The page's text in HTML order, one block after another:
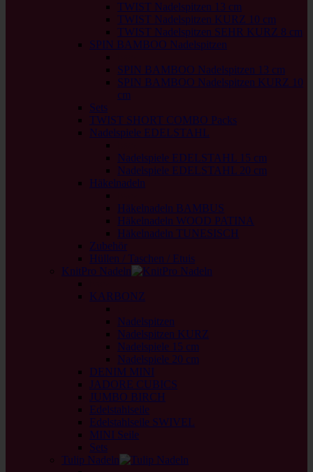
TWIST Nadelspitzen 13 cm
TWIST Nadelspitzen KURZ 10 cm
TWIST Nadelspitzen SEHR KURZ 8 cm
SPIN BAMBOO Nadelspitzen
SPIN BAMBOO Nadelspitzen 13 cm
SPIN BAMBOO Nadelspitzen KURZ 10
cm
Sets
TWIST SHORT COMBO Packs
Nadelspiele EDELSTAHL
Nadelspiele EDELSTAHL 15 cm
Nadelspiele EDELSTAHL 20 cm
Häkelnadeln
Häkelnadeln BAMBUS
Häkelnadeln WOOD PATINA
Häkelnadeln TUNESISCH
Zubehör
Hüllen / Taschen / Etuis
KnitPro Nadeln
KARBONZ
Nadelspitzen
Nadelspitzen KURZ
Nadelspiele 15 cm
Nadelspiele 20 cm
DENIM MINI
JADORE CUBICS
JUMBO BIRCH
Edelstahlseile
Edelstahlseile SWIVEL
MINI Seile
Sets
Tulip Nadeln